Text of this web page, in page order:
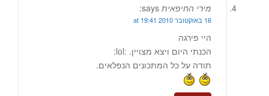
מירי החיפאית says:
16 באוקטובר 2010 at 19:41
היי פירגה
הכנתי היום ויצא מצויין. :lol:
תודה על כל המתכונים הנפלאים.